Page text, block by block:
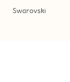
Swarovski